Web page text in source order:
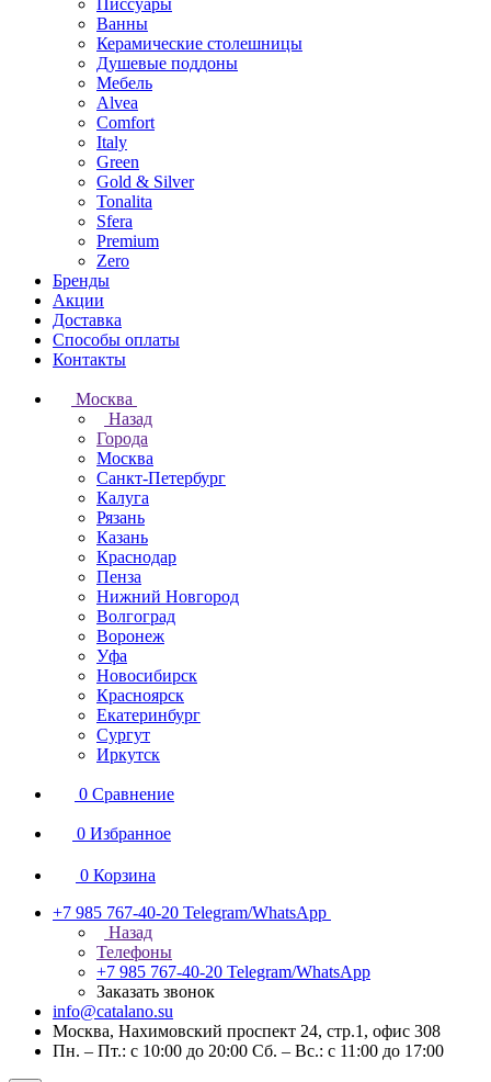
Писсуары
Ванны
Керамические столешницы
Душевые поддоны
Мебель
Alvea
Comfort
Italy
Green
Gold & Silver
Tonalita
Sfera
Premium
Zero
Бренды
Акции
Доставка
Способы оплаты
Контакты
Москва
Назад
Города
Москва
Санкт-Петербург
Калуга
Рязань
Казань
Краснодар
Пенза
Нижний Новгород
Волгоград
Воронеж
Уфа
Новосибирск
Красноярск
Екатеринбург
Сургут
Иркутск
0 Сравнение
0 Избранное
0 Корзина
+7 985 767-40-20 Telegram/WhatsApp
Назад
Телефоны
+7 985 767-40-20 Telegram/WhatsApp
Заказать звонок
info@catalano.su
Москва, Нахимовский проспект 24, стр.1, офис 308
Пн. – Пт.: с 10:00 до 20:00 Сб. – Вс.: с 11:00 до 17:00